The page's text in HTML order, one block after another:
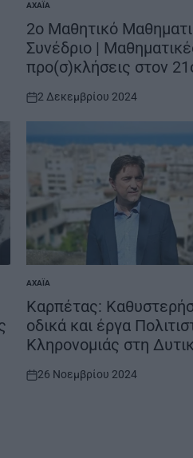
POSTED
IN
ΑΧΑΪ́Α
2ο Μαθητικό
Συνέδριο |
προ(σ)κλήσεις στον
on
2 Δεκεμβρίου 2024
POSTED
IN
ΑΧΑΪ́Α
Καρπέτας:
οδικά και έργα
Κληρονομιάς στη
on
26 Νοεμβρίου 2024